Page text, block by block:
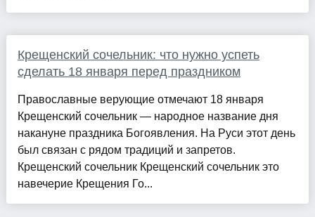
Крещенский сочельник: что нужно успеть
сделать 18 января перед праздником
Православные верующие отмечают 18 января
Крещенский сочельник — народное название дня
накануне праздника Богоявления. На Руси этот день
был связан с рядом традиций и запретов.
Крещенский сочельник Крещенский сочельник это
навечерие Крещения Го...